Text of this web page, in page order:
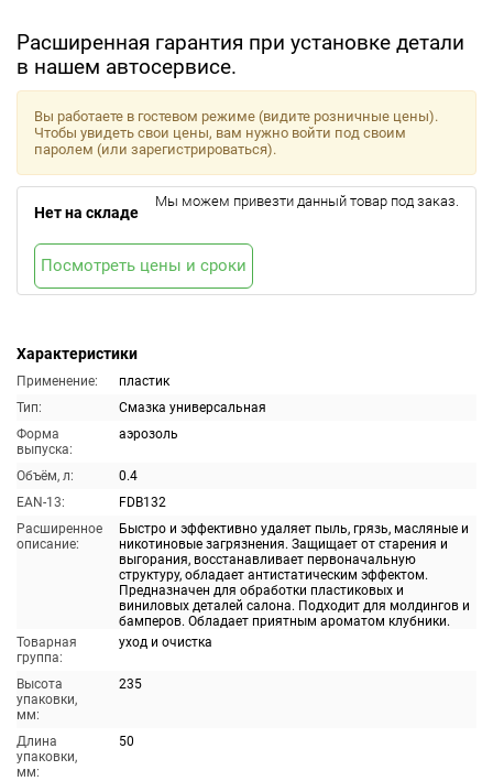
Расширенная гарантия при установке детали
в нашем автосервисе.
Характеристики
Применение:
пластик
Тип:
Смазка универсальная
Форма
выпуска:
аэрозоль
Объём, л:
0.4
EAN-13:
FDB132
Расширенное
описание:
Быстро и эффективно удаляет пыль, грязь, масляные и
никотиновые загрязнения. Защищает от старения и
выгорания, восстанавливает первоначальную
структуру, обладает антистатическим эффектом.
Предназначен для обработки пластиковых и
виниловых деталей салона. Подходит для молдингов и
бамперов. Обладает приятным ароматом клубники.
Товарная
группа:
уход и очистка
Высота
упаковки,
мм:
235
Длина
упаковки,
мм:
50
Вы работаете в гостевом режиме (видите розничные цены).
Чтобы увидеть свои цены, вам нужно войти под своим
паролем (или зарегистрироваться).
Нет на складе
Мы можем привезти данный товар под заказ.
Посмотреть цены и сроки